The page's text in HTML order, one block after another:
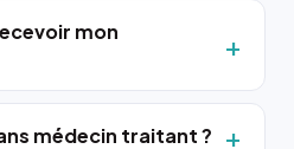
mon
médecin traitant ?